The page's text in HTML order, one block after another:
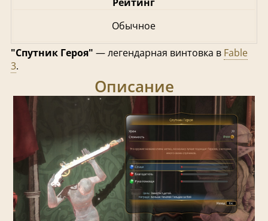
Обычное
"Спутник Героя" — легендарная винтовка в Fable
3.
Описание